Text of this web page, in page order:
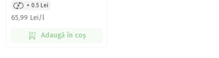
+ 0.5 Lei
65,99 Lei/l
Adaugă în coș